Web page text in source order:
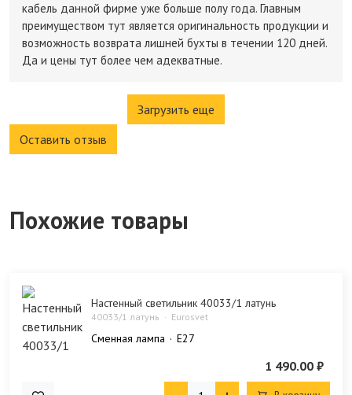
кабель данной фирме уже больше полу года. Главным
преимуществом тут является оригинальность продукции и
возможность возврата лишней бухты в течении 120 дней.
Да и цены тут более чем адекватные.
Загрузить еще
Оставить отзыв
Похожие товары
Настенный светильник 40033/1 латунь
40033/1 латунь Eurosvet
Сменная лампа E27
1 490.00 ₽